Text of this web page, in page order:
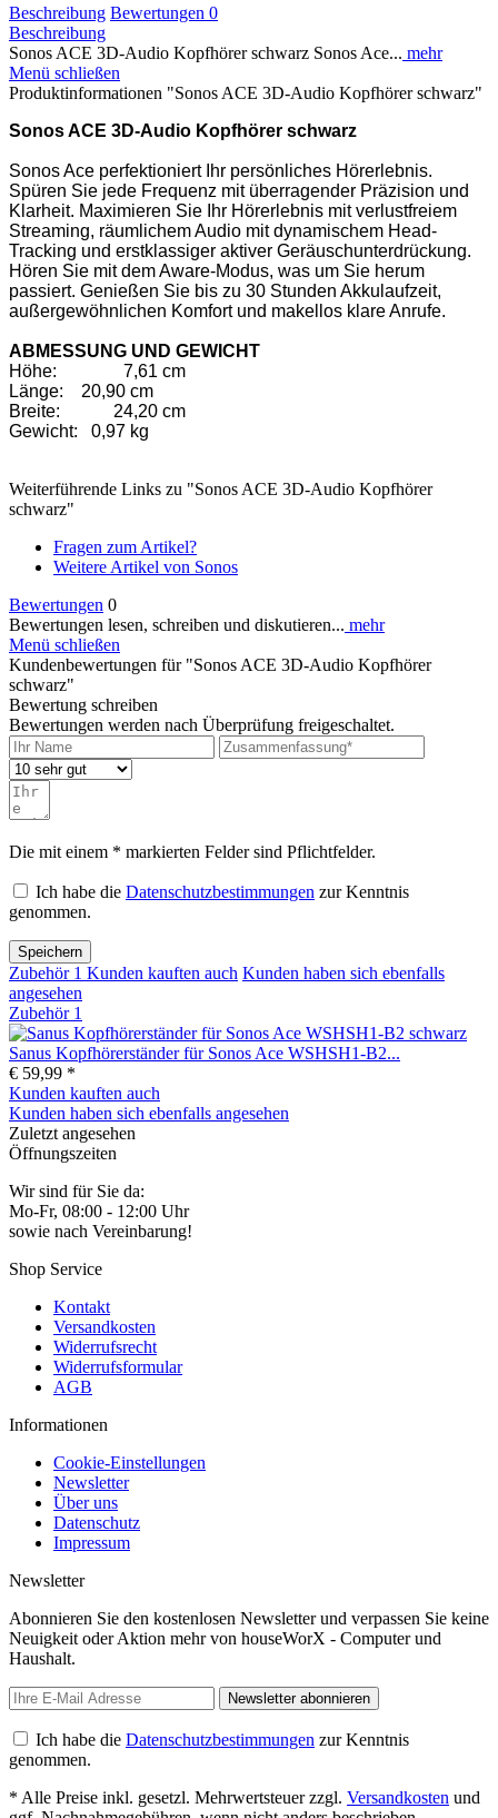
Beschreibung Bewertungen 0
Beschreibung
Sonos ACE 3D-Audio Kopfhörer schwarz Sonos Ace... mehr
Menü schließen
Produktinformationen "Sonos ACE 3D-Audio Kopfhörer schwarz"
Sonos ACE 3D-Audio Kopfhörer schwarz
Sonos Ace perfektioniert Ihr persönliches Hörerlebnis.
Spüren Sie jede Frequenz mit überragender Präzision und
Klarheit. Maximieren Sie Ihr Hörerlebnis mit verlustfreiem
Streaming, räumlichem Audio mit dynamischem Head-
Tracking und erstklassiger aktiver Geräuschunterdrückung.
Hören Sie mit dem Aware-Modus, was um Sie herum
passiert. Genießen Sie bis zu 30 Stunden Akkulaufzeit,
außergewöhnlichen Komfort und makellos klare Anrufe.
ABMESSUNG UND GEWICHT
Höhe:
7,61 cm
Länge: 20,90 cm
Breite:
24,20 cm
Gewicht: 0,97 kg
Weiterführende Links zu "Sonos ACE 3D-Audio Kopfhörer
schwarz"
Fragen zum Artikel?
Weitere Artikel von Sonos
Bewertungen 0
Bewertungen lesen, schreiben und diskutieren... mehr
Menü schließen
Kundenbewertungen für "Sonos ACE 3D-Audio Kopfhörer
schwarz"
Bewertung schreiben
Bewertungen werden nach Überprüfung freigeschaltet.
Die mit einem * markierten Felder sind Pflichtfelder.
Ich habe die Datenschutzbestimmungen zur Kenntnis
genommen.
Speichern
Zubehör 1 Kunden kauften auch Kunden haben sich ebenfalls
angesehen
Zubehör 1
Sanus Kopfhörerständer für Sonos Ace WSHSH1-B2...
€ 59,99 *
Kunden kauften auch
Kunden haben sich ebenfalls angesehen
Zuletzt angesehen
Öffnungszeiten
Wir sind für Sie da:
Mo-Fr, 08:00 - 12:00 Uhr
sowie nach Vereinbarung!
Shop Service
Kontakt
Versandkosten
Widerrufsrecht
Widerrufsformular
AGB
Informationen
Cookie-Einstellungen
Newsletter
Über uns
Datenschutz
Impressum
Newsletter
Abonnieren Sie den kostenlosen Newsletter und verpassen Sie keine
Neuigkeit oder Aktion mehr von houseWorX - Computer und
Haushalt.
Newsletter abonnieren
Ich habe die Datenschutzbestimmungen zur Kenntnis
genommen.
* Alle Preise inkl. gesetzl. Mehrwertsteuer zzgl. Versandkosten und